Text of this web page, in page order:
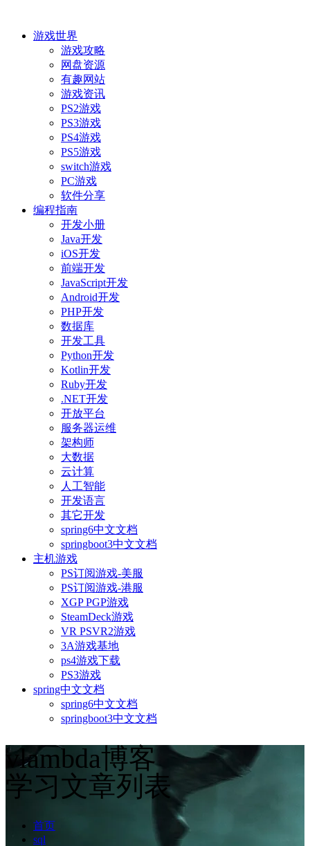
游戏世界
游戏攻略
网盘资源
有趣网站
游戏资讯
PS2游戏
PS3游戏
PS4游戏
PS5游戏
switch游戏
PC游戏
软件分享
编程指南
开发小册
Java开发
iOS开发
前端开发
JavaScript开发
Android开发
PHP开发
数据库
开发工具
Python开发
Kotlin开发
Ruby开发
.NET开发
开放平台
服务器运维
架构师
大数据
云计算
人工智能
开发语言
其它开发
spring6中文文档
springboot3中文文档
主机游戏
PS订阅游戏-美服
PS订阅游戏-港服
XGP PGP游戏
SteamDeck游戏
VR PSVR2游戏
3A游戏基地
ps4游戏下载
PS3游戏
spring中文文档
spring6中文文档
springboot3中文文档
vlambda博客
学习文章列表
首页
sql